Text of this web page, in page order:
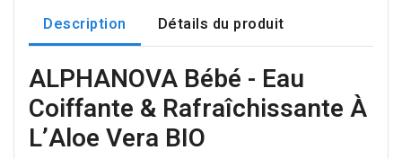
Description Détails du produit
ALPHANOVA Bébé - Eau
Coiffante & Rafraîchissante À
L’Aloe Vera BIO